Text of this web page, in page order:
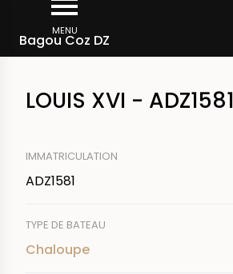
contenu
MENU
Bagou Coz DZ
d'Ariane
Rechercher un bateau
LOUIS XVI - ADZ1581
IMMATRICULATION
ADZ1581
TYPE DE BATEAU
Chaloupe